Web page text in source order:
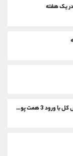
بورس 9 تیر 1405؛ رشد 68 هزار واحدی شاخص کل با ورود 3 همت پول حقیقی